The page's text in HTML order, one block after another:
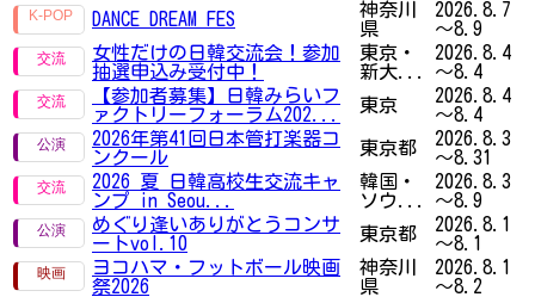
DANCE DREAM FES
神奈川
県
2026.8.7
～8.9
女性だけの日韓交流会！参加
抽選申込み受付中！
東京・
新大...
2026.8.4
～8.4
【参加者募集】日韓みらいフ
ァクトリーフォーラム202...
東京
2026.8.4
～8.4
2026年第41回日本管打楽器コ
ンクール
東京都
2026.8.3
～8.31
2026 夏 日韓高校生交流キャ
ンプ in Seou...
韓国・
ソウ...
2026.8.3
～8.9
めぐり逢いありがとうコンサ
ートvol.10
東京都
2026.8.1
～8.1
ヨコハマ・フットボール映画
祭2026
神奈川
県
2026.8.1
～8.2